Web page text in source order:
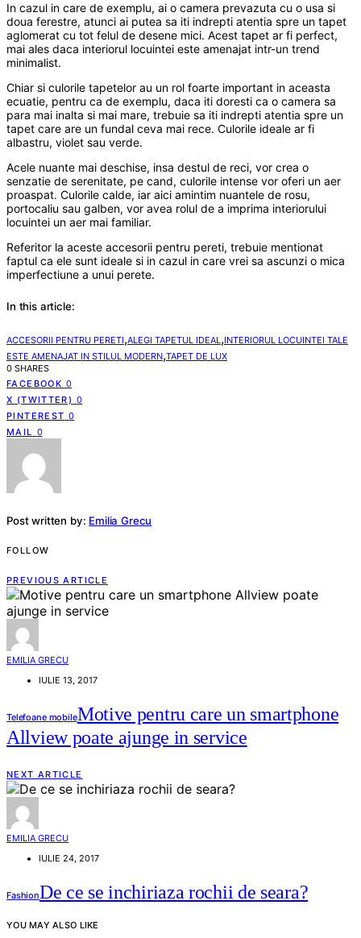
In cazul in care de exemplu, ai o camera prevazuta cu o usa si
doua ferestre, atunci ai putea sa iti indrepti atentia spre un tapet
aglomerat cu tot felul de desene mici. Acest tapet ar fi perfect,
mai ales daca interiorul locuintei este amenajat intr-un trend
minimalist.
Chiar si culorile tapetelor au un rol foarte important in aceasta
ecuatie, pentru ca de exemplu, daca iti doresti ca o camera sa
para mai inalta si mai mare, trebuie sa iti indrepti atentia spre un
tapet care are un fundal ceva mai rece. Culorile ideale ar fi
albastru, violet sau verde.
Acele nuante mai deschise, insa destul de reci, vor crea o
senzatie de serenitate, pe cand, culorile intense vor oferi un aer
proaspat. Culorile calde, iar aici amintim nuantele de rosu,
portocaliu sau galben, vor avea rolul de a imprima interiorului
locuintei un aer mai familiar.
Referitor la aceste accesorii pentru pereti, trebuie mentionat
faptul ca ele sunt ideale si in cazul in care vrei sa ascunzi o mica
imperfectiune a unui perete.
In this article:
ACCESORII PENTRU PERETI,ALEGI TAPETUL IDEAL ,INTERIORUL LOCUINTEI TALE
ESTE AMENAJAT IN STILUL MODERN,TAPET DE LUX
0 SHARES
FACEBOOK 0
X (TWITTER) 0
PINTEREST 0
MAIL
0
Post written by: Emilia Grecu
FOLLOW
PREVIOUS ARTICLE
EMILIA GRECU
IULIE 13, 2017
Telefoane mobileMotive pentru care un smartphone
Allview poate ajunge in service
NEXT ARTICLE
EMILIA GRECU
IULIE 24, 2017
FashionDe ce se inchiriaza rochii de seara?
YOU MAY ALSO LIKE